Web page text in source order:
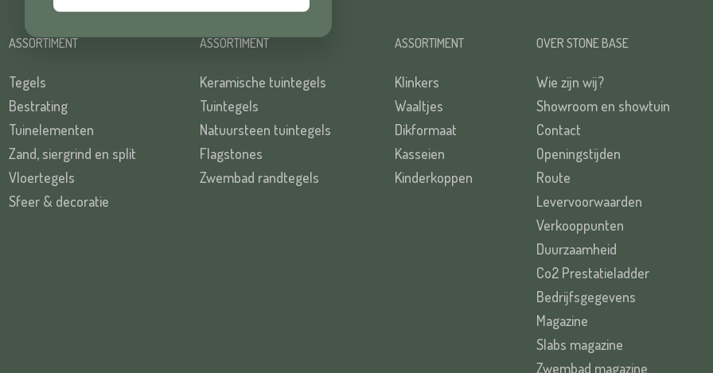
ASSORTIMENT
Tegels
Bestrating
Tuinelementen
Zand, siergrind en split
Vloertegels
Sfeer & decoratie
ASSORTIMENT
Keramische tuintegels
Tuintegels
Natuursteen tuintegels
Flagstones
Zwembad randtegels
ASSORTIMENT
Klinkers
Waaltjes
Dikformaat
Kasseien
Kinderkoppen
OVER STONE BASE
Wie zijn wij?
Showroom en showtuin
Contact
Openingstijden
Route
Levervoorwaarden
Verkooppunten
Duurzaamheid
Co2 Prestatieladder
Bedrijfsgegevens
Magazine
Slabs magazine
Zwembad magazine